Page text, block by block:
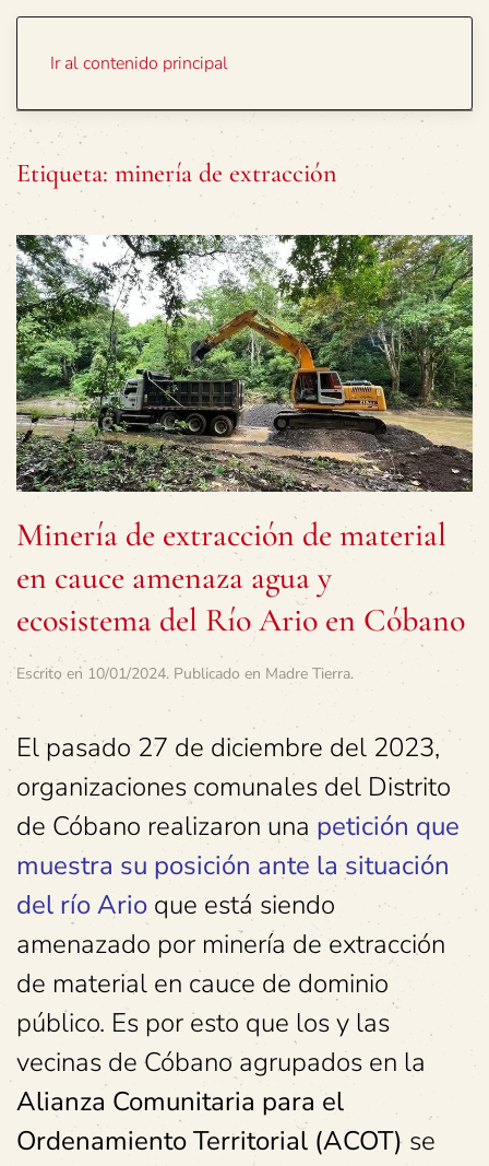
Ir al contenido principal
Etiqueta: minería de extracción
Minería de extracción de material
en cauce amenaza agua y
ecosistema del Río Ario en Cóbano
Escrito en 10/01/2024. Publicado en Madre Tierra.
El pasado 27 de diciembre del 2023,
organizaciones comunales del Distrito
de Cóbano realizaron una petición que
muestra su posición ante la situación
del río Ario que está siendo
amenazado por minería de extracción
de material en cauce de dominio
público. Es por esto que los y las
vecinas de Cóbano agrupados en la
Alianza Comunitaria para el
Ordenamiento Territorial (ACOT) se